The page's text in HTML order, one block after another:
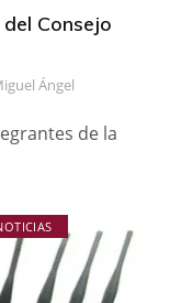
Consejo
Ángel
de la